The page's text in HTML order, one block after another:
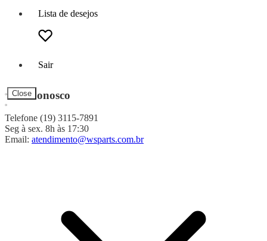
Lista de desejos
Sair
Close
Fale Conosco
Telefone (19) 3115-7891
Seg à sex. 8h às 17:30
Email: atendimento@wsparts.com.br